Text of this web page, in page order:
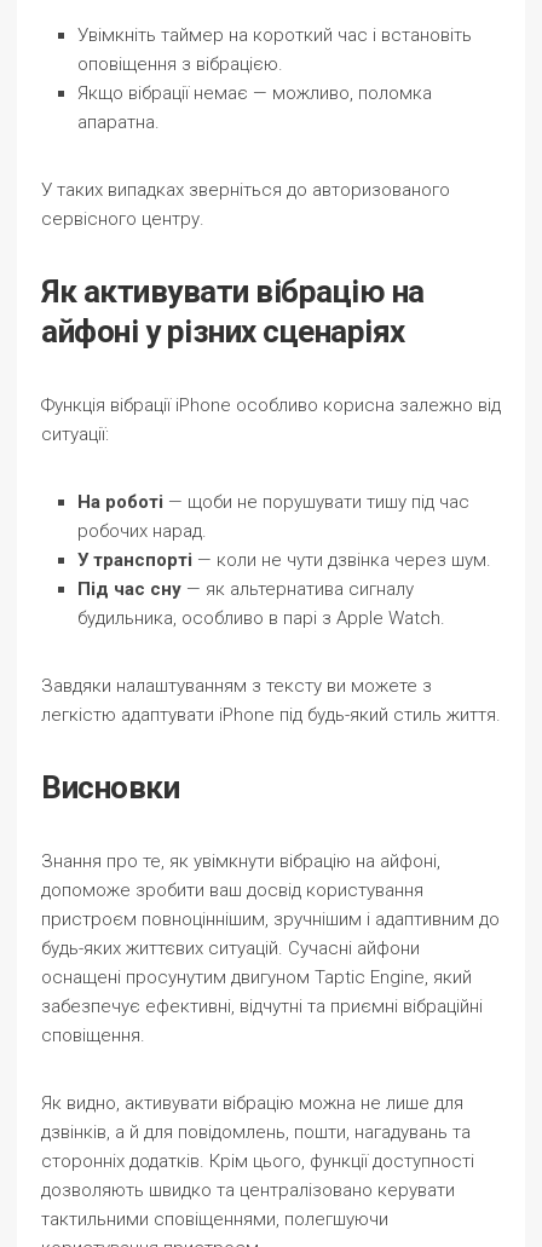
Увімкніть таймер на короткий час і встановіть
оповіщення з вібрацією.
Якщо вібрації немає — можливо, поломка
апаратна.
У таких випадках зверніться до авторизованого
сервісного центру.
Як активувати вібрацію на
айфоні у різних сценаріях
Функція вібрації iPhone особливо корисна залежно від
ситуації:
На роботі — щоби не порушувати тишу під час
робочих нарад.
У транспорті — коли не чути дзвінка через шум.
Під час сну — як альтернатива сигналу
будильника, особливо в парі з Apple Watch.
Завдяки налаштуванням з тексту ви можете з
легкістю адаптувати iPhone під будь-який стиль життя.
Висновки
Знання про те, як увімкнути вібрацію на айфоні,
допоможе зробити ваш досвід користування
пристроєм повноціннішим, зручнішим і адаптивним до
будь-яких життєвих ситуацій. Сучасні айфони
оснащені просунутим двигуном Taptic Engine, який
забезпечує ефективні, відчутні та приємні вібраційні
сповіщення.
Як видно, активувати вібрацію можна не лише для
дзвінків, а й для повідомлень, пошти, нагадувань та
сторонніх додатків. Крім цього, функції доступності
дозволяють швидко та централізовано керувати
тактильними сповіщеннями, полегшуючи